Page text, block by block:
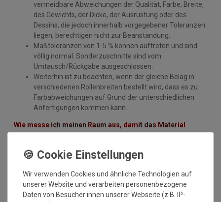
vermeidbare Abweichungen der Qualität, Farbe, Breite,
des Gewichts, der Dicke, der Ausrüstung oder des
Dessins, die jedoch innerhalb vorgegebener Toleranzen
liegen, berechtigen nicht zur Beanstandung.
Maßtoleranzen von 1-5 % können auftreten und sind
völlig normal. Sonderzuschnitte sind vom
Umtausch/Rückgabe ausgeschlossen.
Weiterhin ist zu beachten, wenn der gleiche Belag in
verschiedenen Rollenbreiten bestellt wird, dass es zu
Farbabweichungen auf Grund der unterschiedlichen
Anfertigungen kommen kann.
Wie messe ich meinen Raum aus, damit das Material
ausreicht?
Beim ausmessen des Raumes in dem der Bodenbelag
verlegt werden soll, bitte immer die Türrahmen, Erker
oder sonstige Aussparungen IMMER mit ausmessen.
Also immer die längste Länge und die breiteste Breite.
Wir verwenden Cookies und ähnliche Technologien auf
unserer Website und verarbeiten personenbezogene
Daten von Besucher:innen unserer Webseite (z.B. IP-